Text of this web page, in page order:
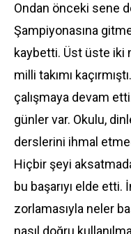
Ondan önceki sene
Şampiyonasına
kaybetti. Üst üste iki
milli takımı
çalışmaya devam
günler var. Okulu,
derslerini ihmal
Hiçbir şeyi
bu başarıyı elde etti.
zorlamasıyla neler
nasıl doğru